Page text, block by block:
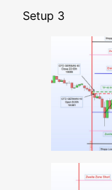
Set­up 3